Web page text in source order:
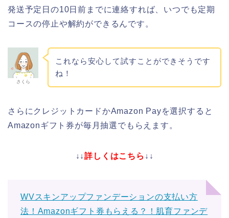
発送予定日の10日前までに連絡すれば、いつでも定期
コースの停止や解約ができるんです。
さくら
これなら安心して試すことができそうです
ね！
さらにクレジットカードかAmazon Payを選択すると
Amazonギフト券が毎月抽選でもらえます。
↓↓詳しくはこちら ↓↓
WVスキンアップファンデーションの支払い方
法！Amazonギフト券もらえる？！肌育ファンデ